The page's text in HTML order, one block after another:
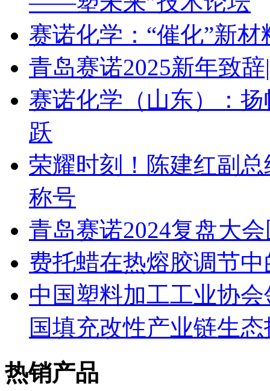
赛诺化学：“催化”新
青岛赛诺2025新年致
赛诺化学（山东）：
跃
荣耀时刻！陈建红副
称号
青岛赛诺2024复盘大
费托蜡在热熔胶调节
中国塑料加工工业协
国填充改性产业链生
热销产品